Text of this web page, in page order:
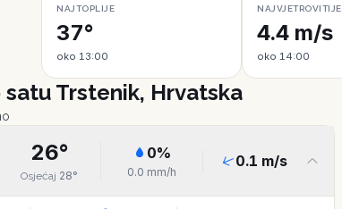
NAJTOPLIJE
37°
oko 13:00
NAJVJETROVITIJE
4.4 m/s
oko 14:00
satu Trstenik, Hrvatska
26°
Osjećaj 28°
0%
0.0 mm/h
0.1 m/s